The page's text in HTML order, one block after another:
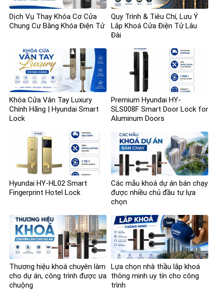
Dịch Vụ Thay Khóa Cơ Cửa
Chung Cư Bằng Khóa Điện Tử
Quy Trình & Tiêu Chí, Lưu Ý
Lắp Khoá Cửa Điện Tử Lâu
Đài
Khóa Cửa Vân Tay Luxury
Chính Hãng | Hyundai Smart
Lock
Premium Hyundai HY-
SLS008F Smart Door Lock for
Aluminum Doors
Hyundai HY-HL02 Smart
Fingerprint Hotel Lock
Các mẫu khoá dự án bán chạy
được nhiều chủ đầu tư lựa
chọn
Thương hiệu khoá chuyên làm
cho dự án, công trình được ưa
chuộng
Lựa chọn nhà thầu lắp khoá
thông minh uy tín cho công
trình